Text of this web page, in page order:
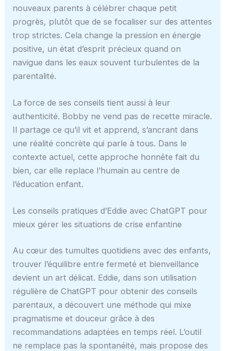
nouveaux parents à célébrer chaque petit
progrès, plutôt que de se focaliser sur des attentes
trop strictes. Cela change la pression en énergie
positive, un état d’esprit précieux quand on
navigue dans les eaux souvent turbulentes de la
parentalité.
La force de ses conseils tient aussi à leur
authenticité. Bobby ne vend pas de recette miracle.
Il partage ce qu’il vit et apprend, s’ancrant dans
une réalité concrète qui parle à tous. Dans le
contexte actuel, cette approche honnête fait du
bien, car elle replace l’humain au centre de
l’éducation enfant.
Les conseils pratiques d’Eddie avec ChatGPT pour
mieux gérer les situations de crise enfantine
Au cœur des tumultes quotidiens avec des enfants,
trouver l’équilibre entre fermeté et bienveillance
devient un art délicat. Eddie, dans son utilisation
régulière de ChatGPT pour obtenir des conseils
parentaux, a découvert une méthode qui mixe
pragmatisme et douceur grâce à des
recommandations adaptées en temps réel. L’outil
ne remplace pas la spontanéité, mais propose des